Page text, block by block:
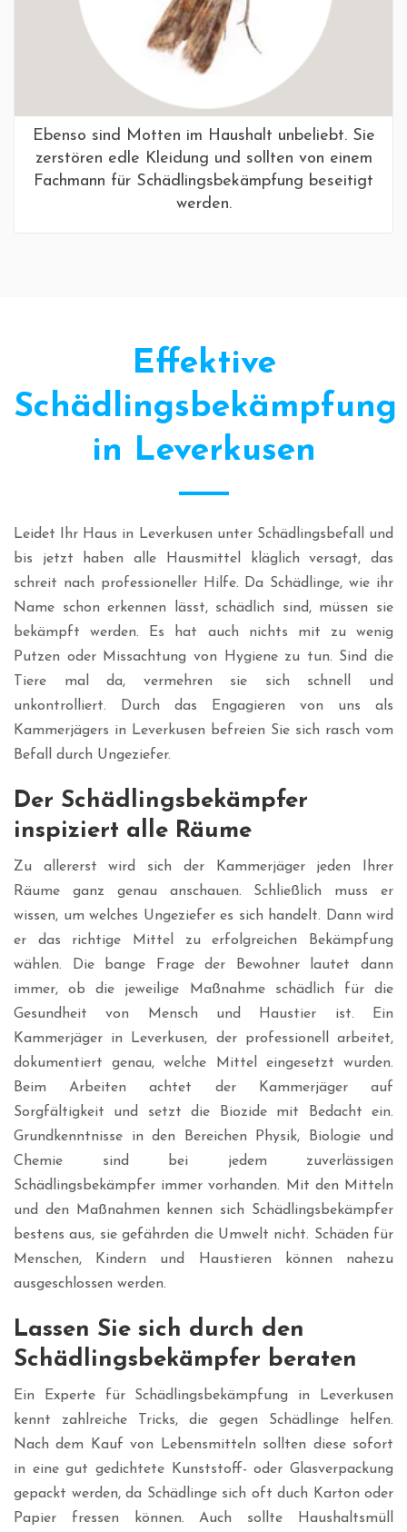
Ebenso sind Motten im Haushalt unbeliebt. Sie
zerstören edle Kleidung und sollten von einem
Fachmann für Schädlingsbekämpfung beseitigt
werden.
Effektive
Schädlingsbekämpfung
in Leverkusen
Leidet Ihr Haus in Leverkusen unter Schädlingsbefall und
bis jetzt haben alle Hausmittel kläglich versagt, das
schreit nach professioneller Hilfe. Da Schädlinge, wie ihr
Name schon erkennen lässt, schädlich sind, müssen sie
bekämpft werden. Es hat auch nichts mit zu wenig
Putzen oder Missachtung von Hygiene zu tun. Sind die
Tiere mal da, vermehren sie sich schnell und
unkontrolliert. Durch das Engagieren von uns als
Kammerjägers in Leverkusen befreien Sie sich rasch vom
Befall durch Ungeziefer.
Der Schädlingsbekämpfer
inspiziert alle Räume
Zu allererst wird sich der Kammerjäger jeden Ihrer
Räume ganz genau anschauen. Schließlich muss er
wissen, um welches Ungeziefer es sich handelt. Dann wird
er das richtige Mittel zu erfolgreichen Bekämpfung
wählen. Die bange Frage der Bewohner lautet dann
immer, ob die jeweilige Maßnahme schädlich für die
Gesundheit von Mensch und Haustier ist. Ein
Kammerjäger in Leverkusen, der professionell arbeitet,
dokumentiert genau, welche Mittel eingesetzt wurden.
Beim Arbeiten achtet der Kammerjäger auf
Sorgfältigkeit und setzt die Biozide mit Bedacht ein.
Grundkenntnisse in den Bereichen Physik, Biologie und
Chemie sind bei jedem zuverlässigen
Schädlingsbekämpfer immer vorhanden. Mit den Mitteln
und den Maßnahmen kennen sich Schädlingsbekämpfer
bestens aus, sie gefährden die Umwelt nicht. Schäden für
Menschen, Kindern und Haustieren können nahezu
ausgeschlossen werden.
Lassen Sie sich durch den
Schädlingsbekämpfer beraten
Ein Experte für Schädlingsbekämpfung in Leverkusen
kennt zahlreiche Tricks, die gegen Schädlinge helfen.
Nach dem Kauf von Lebensmitteln sollten diese sofort
in eine gut gedichtete Kunststoff- oder Glasverpackung
gepackt werden, da Schädlinge sich oft duch Karton oder
Papier fressen können. Auch sollte Haushaltsmüll